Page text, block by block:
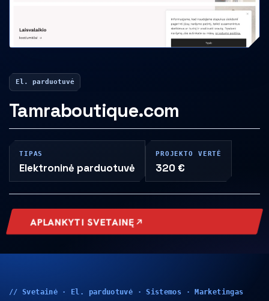
El. parduotuvė
Tamraboutique.com
TIPAS
Elektroninė parduotuvė
PROJEKTO VERTĖ
320 €
APLANKYTI SVETAINĘ
// Svetainė · El. parduotuvė · Sistemos · Marketingas